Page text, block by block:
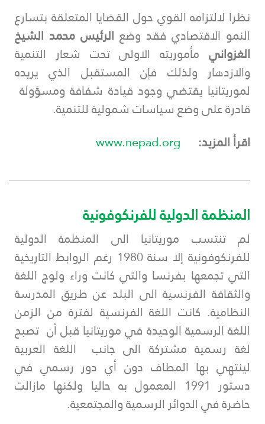
نظرا لالتزامه القوي حول القضايا المتعلقة بتسارع
النمو الاقتصادي فقد وضع الرئيس محمد الشيخ
الغزواني مأموريته الاولى تحت شعار التنمية
والازدهار ولذلك فإن المستقبل الذي يريده
لموريتانيا يقتضي وجود قيادة شفافة ومسؤولة
قادرة على وضع سياسات شمولية للتنمية.
اقرأ المزيد:
www.nepad.org
المنظمة الدولية للفرنكوفونية
لم تنتسب موريتانيا الى المنظمة الدولية
للفرنكوفونية إلا سنة 1980 رغم الروابط التاريخية
التي تجمعها بفرنسا والتي كانت وراء ولوج اللغة
والثقافة الفرنسية الى البلد عن طريق المدرسة
النظامية. كانت اللغة الفرنسية لفترة من الزمن
اللغة الرسمية الوحيدة في موريتانيا قبل أن تصبح
لغة رسمية مشتركة الى جانب اللغة العربية
لينتهي بها المطاف دون أي دور رسمي في
دستور 1991 المعمول به حاليا ولكنها مازالت
حاضرة في الدوائر الرسمية والمجتمعية.